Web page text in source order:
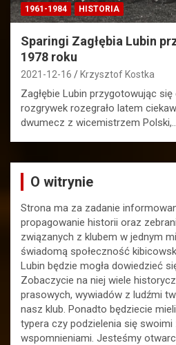
1961-1984 HISTORIA
Sparingi Zagłębia Lubin
1978 roku
2021-12-16 Krzysztof Kostka
Zagłębie Lubin przygotowując
rozgrywek rozegrało latem
dwumecz z wicemistrzem
O witrynie
Strona ma za zadanie
propagowanie historii oraz
związanych z klubem w jednym
świadomą społeczność
Lubin będzie mogła dowiedzieć
Zobaczycie na niej wiele
prasowych, wywiadów z ludźmi
nasz klub. Ponadto będziecie
typera czy podzielenia się swoimi
wspomnieniami. Jesteśmy